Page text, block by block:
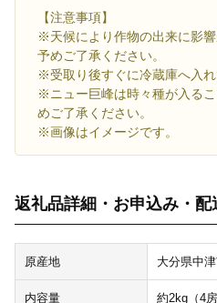
【注意事項】
※天候により作物の出来に影響
予めご了承ください。
※受取り後すぐに冷蔵庫へ入れ
※ニュー巨峰は時々種が入る
めご了承ください。
※画像はイメージです。
返礼品詳細・お申込み・配
原産地 大分県中
内容量 約2kg（4房